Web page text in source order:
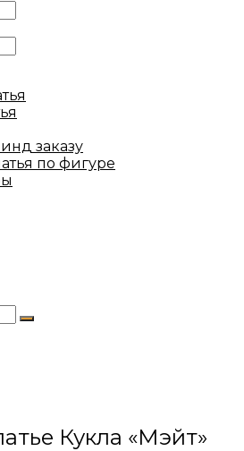
заказу
по фигуре
Кукла «Мэйт»